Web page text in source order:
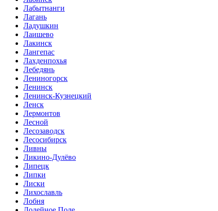
Лабытнанги
Лагань
Ладушкин
Лаишево
Лакинск
Лангепас
Лахденпохья
Лебедянь
Лениногорск
Ленинск
Ленинск-Кузнецкий
Ленск
Лермонтов
Лесной
Лесозаводск
Лесосибирск
Ливны
Ликино-Дулёво
Липецк
Липки
Лиски
Лихославль
Лобня